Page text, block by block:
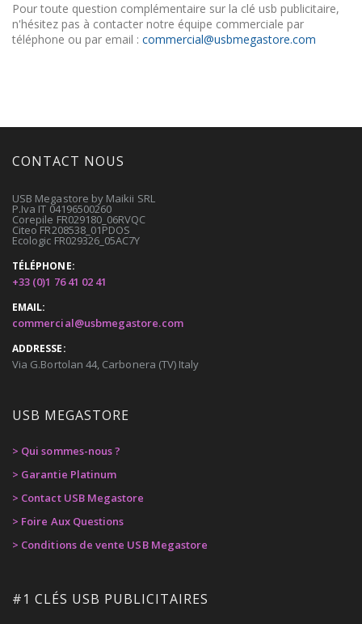
Pour toute question complémentaire sur la clé usb publicitaire,
n'hésitez pas à contacter notre équipe commerciale par
téléphone ou par email : commercial@usbmegastore.com
CONTACT NOUS
USB Megastore by Maikii SRL
P.Iva IT 04196500260
Corepile FR029180_06RVQC
Citeo FR208538_01PDOS
Ecologic FR029326_05AC7Y
TÉLÉPHONE:
+33 (0)1 76 41 02 41
EMAIL:
commercial@usbmegastore.com
ADDRESSE:
Via G.Bortolan 44, Carbonera (TV) Italy
USB MEGASTORE
> Qui sommes-nous ?
> Garantie Platinum
> Contact USB Megastore
> Foire Aux Questions
> Conditions de vente USB Megastore
#1 CLÉS USB PUBLICITAIRES